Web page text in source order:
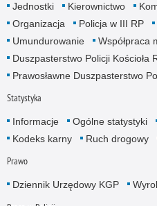
Jednostki Kierownictwo
Organizacja
Policja w III RP
Umundurowanie
Współpraca
Duszpasterstwo Policji Kościoła
Prawosławne Duszpasterstwo
Statystyka
Informacje Ogólne statystyki
Kodeks karny
Ruch drogowy
Prawo
Dziennik Urzędowy KGP